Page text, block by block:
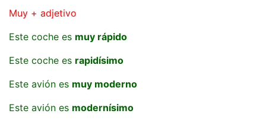
Muy + adjetivo
Este coche es muy rápido
Este coche es rapidísimo
Este avión es muy moderno
Este avión es modernísimo